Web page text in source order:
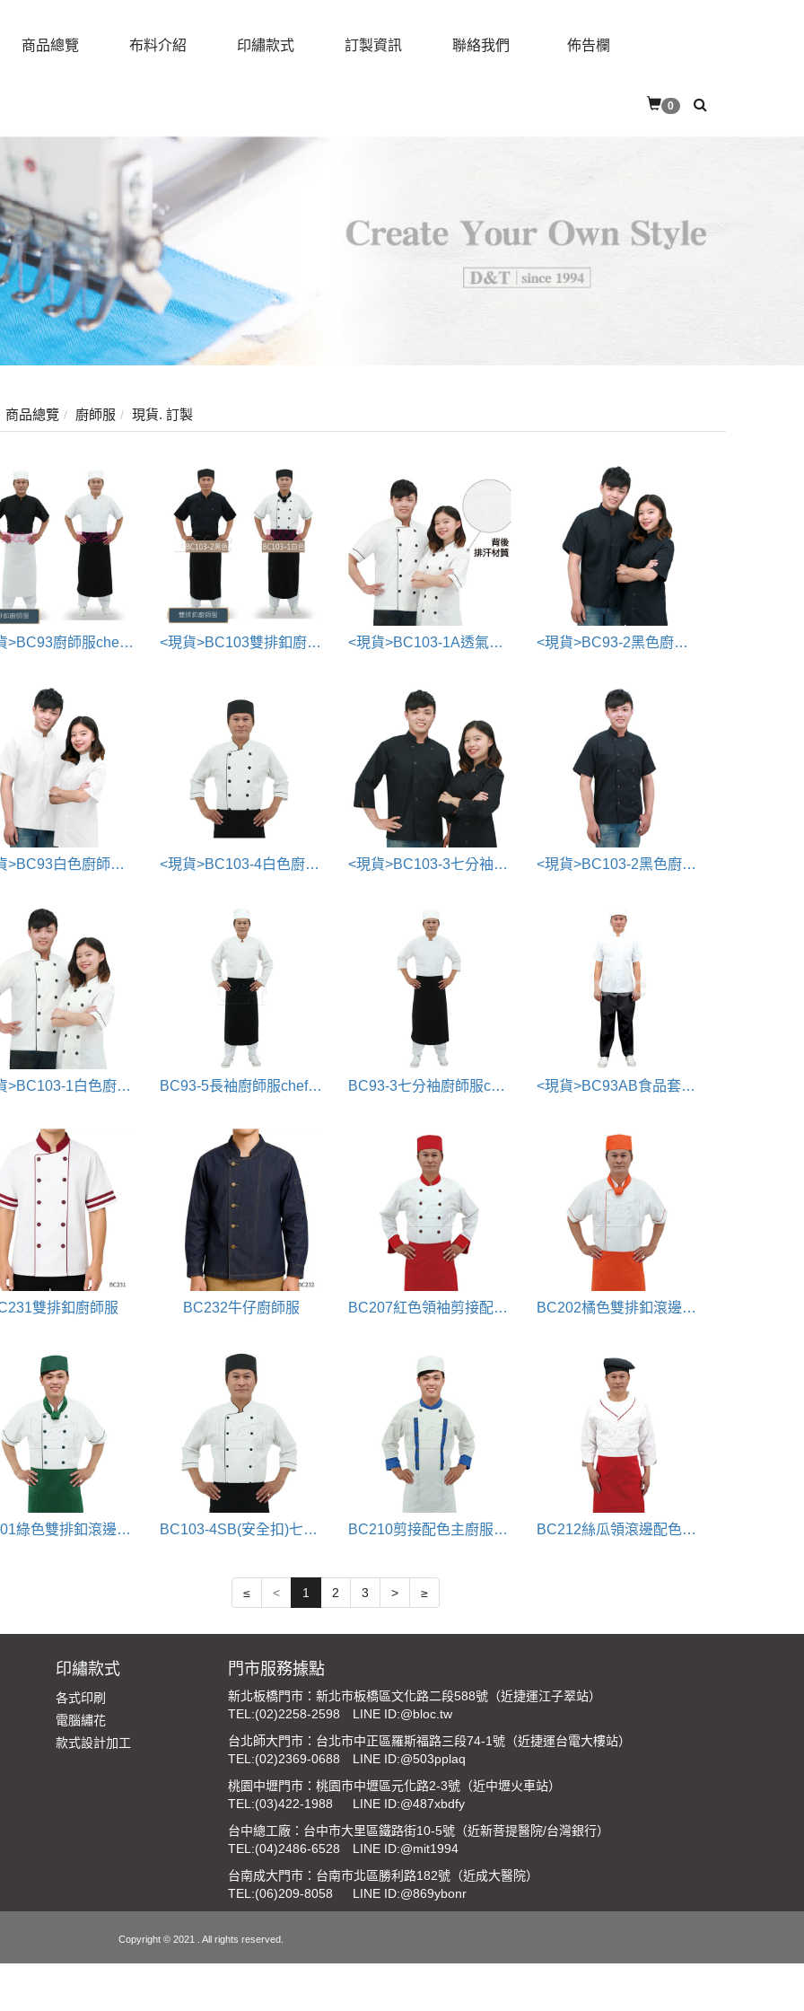
商品總覽 布料介紹 印繡款式 訂製資訊 聯絡我們 佈告欄
0
商品總覽 廚師服 現貨. 訂製
<現貨>BC93廚師服chef uniform <現貨>BC103雙排釦廚師服系列 <現貨>BC103-1A透氣款廚師服 <現貨>BC93-2黑色廚師服chef uniform
<現貨>BC93白色廚師服chef uniform <現貨>BC103-4白色廚師服chef uniform <現貨>BC103-3七分袖廚師服chef uniform <現貨>BC103-2黑色廚師服chef uniform
<現貨>BC103-1白色廚師服chef uniform BC93-5長袖廚師服chef uniform BC93-3七分袖廚師服chef uniform <現貨>BC93AB食品套裝(廚衣/廚帽/廚師褲)
雙排釦廚師服 BC232牛仔廚師服 BC207紅色領袖剪接配色九分袖主廚服chefwear BC202橘色雙排釦滾邊配色廚師服chefwear
BC201綠色雙排釦滾邊配色廚師服 BC103-4SB(安全扣)七分袖雙排釦廚師服 BC210剪接配色主廚服chefwear BC212絲瓜領滾邊配色廚師服chefwear(翻領設計)
≤ < 1 2 3 > ≥
印繡款式
各式印刷
電腦繡花
款式設計加工
門市服務據點
新北板橋門市：新北市板橋區文化路二段588號（近捷運江子翠站）
TEL:(02)2258-2598
LINE ID:@bloc.tw
台北師大門市：台北市中正區羅斯福路三段74-1號（近捷運台電大樓站）
TEL:(02)2369-0688
LINE ID:@503pplaq
桃園中壢門市：桃園市中壢區元化路2-3號（近中壢火車站）
TEL:(03)422-1988
LINE ID:@487xbdfy
台中總工廠：台中市大里區鐵路街10-5號（近新菩提醫院/台灣銀行）
TEL:(04)2486-6528
LINE ID:@mit1994
台南成大門市：台南市北區勝利路182號（近成大醫院）
TEL:(06)209-8058 LINE ID:@869ybonr
Copyright © 2021 . All rights reserved.